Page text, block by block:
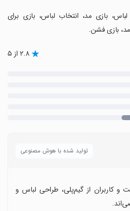
بازی مد، انتخاب لباس، بازی برای
مد، بازی فشن.
۲.۸ از ۵
تولید شده با هوش مصنوعی
و کاربران از گیم‌پلی، طراحی لباس و